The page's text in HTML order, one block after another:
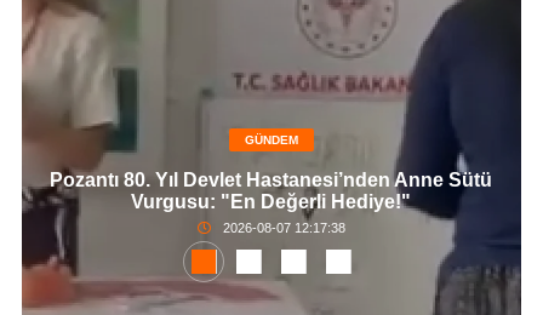
GÜNDEM
Pozantı 80. Yıl Devlet Hastanesi’nden Anne Sütü
Vurgusu: "En Değerli Hediye!"
2026-08-07 12:17:38